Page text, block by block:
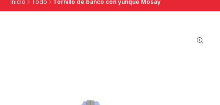
Inicio Todo Tornillo de banco con yunque Mosay